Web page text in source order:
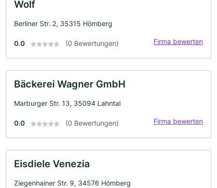
Wolf
Berliner Str. 2, 35315 Hömberg
0.0 (0 Bewertungen) Firma bewerten
Bäckerei Wagner GmbH
Marburger Str. 13, 35094 Lahntal
0.0 (0 Bewertungen) Firma bewerten
Eisdiele Venezia
Ziegenhainer Str. 9, 34576 Hömberg